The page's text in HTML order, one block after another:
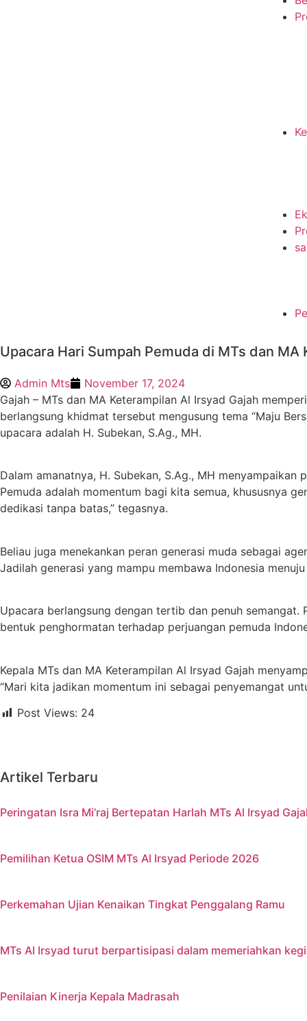
Upacara Hari Sumpah Pemuda di MTs dan MA
Admin Mts
November 17, 2024
Gajah – MTs dan MA Keterampilan Al Irsyad Gajah
berlangsung khidmat tersebut mengusung tema “Maju
upacara adalah H. Subekan, S.Ag., MH.
Dalam amanatnya, H. Subekan, S.Ag., MH
Pemuda adalah momentum bagi kita semua, khususnya
dedikasi tanpa batas,” tegasnya.
Beliau juga menekankan peran generasi muda sebagai
Jadilah generasi yang mampu membawa Indonesia
Upacara berlangsung dengan tertib dan penuh
bentuk penghormatan terhadap perjuangan pemuda
Kepala MTs dan MA Keterampilan Al Irsyad Gajah
“Mari kita jadikan momentum ini sebagai penyemangat
Post Views: 24
Artikel Terbaru
Peringatan Isra Mi’raj Bertepatan Harlah MTs Al Irsyad
Pemilihan Ketua OSIM MTs Al Irsyad Periode 2026
Perkemahan Ujian Kenaikan Tingkat Penggalang Ramu
MTs Al Irsyad turut berpartisipasi dalam memeriahkan
Penilaian Kinerja Kepala Madrasah